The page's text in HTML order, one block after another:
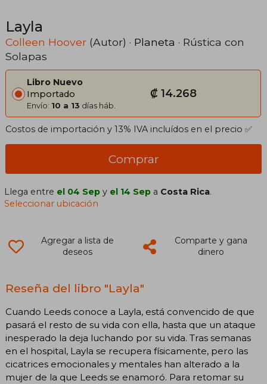
Layla
Colleen Hoover (Autor) · Planeta · Rústica con
Solapas
Libro Nuevo
Importado
Envío: 10 a 13 días háb.
₡ 14.268
Costos de importación y 13% IVA incluídos en el precio ✅
Comprar
Llega entre el 04 Sep y el 14 Sep a Costa Rica.
Seleccionar ubicación
Agregar a lista de
deseos
Comparte y gana
dinero
Reseña del libro "Layla"
Cuando Leeds conoce a Layla, está convencido de que
pasará el resto de su vida con ella, hasta que un ataque
inesperado la deja luchando por su vida. Tras semanas
en el hospital, Layla se recupera físicamente, pero las
cicatrices emocionales y mentales han alterado a la
mujer de la que Leeds se enamoró. Para retomar su